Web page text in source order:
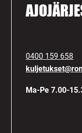
0400 159 658
Ma-Pe 7.00-